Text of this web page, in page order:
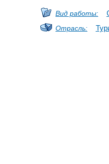
Вид работы:
Отрасль: